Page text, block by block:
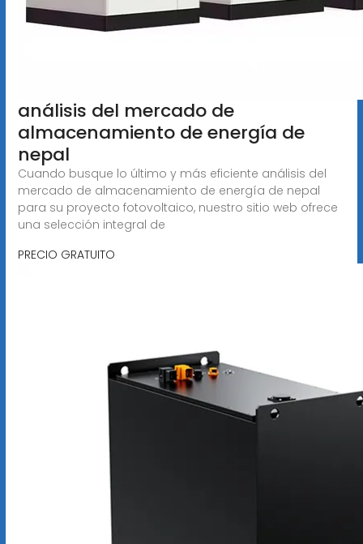
análisis del mercado de
almacenamiento de energía de
nepal
Cuando busque lo último y más eficiente análisis del
mercado de almacenamiento de energía de nepal
para su proyecto fotovoltaico, nuestro sitio web ofrece
una selección integral de
PRECIO GRATUITO